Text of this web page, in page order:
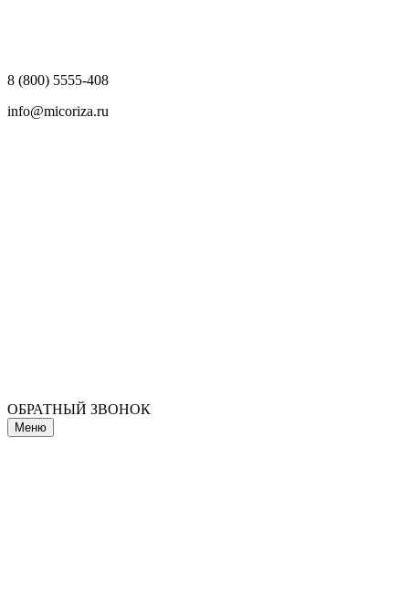
8 (800) 5555-408
info@micoriza.ru
ОБРАТНЫЙ ЗВОНОК
Меню